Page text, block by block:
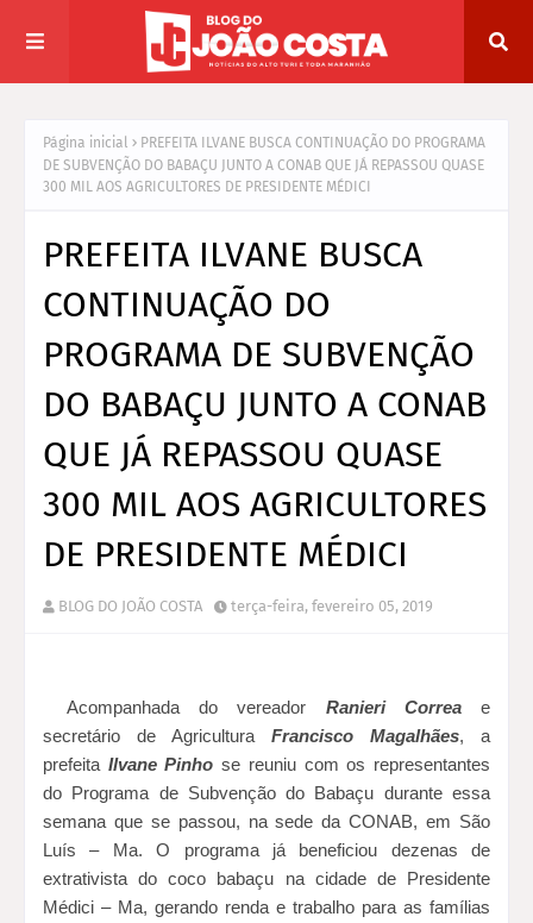
Página inicial
PREFEITA ILVANE BUSCA CONTINUAÇÃO DO PROGRAMA
DE SUBVENÇÃO DO BABAÇU JUNTO A CONAB QUE JÁ REPASSOU QUASE
300 MIL AOS AGRICULTORES DE PRESIDENTE MÉDICI
PREFEITA ILVANE BUSCA
CONTINUAÇÃO DO
PROGRAMA DE SUBVENÇÃO
DO BABAÇU JUNTO A CONAB
QUE JÁ REPASSOU QUASE
300 MIL AOS AGRICULTORES
DE PRESIDENTE MÉDICI
BLOG DO JOÃO COSTA terça-feira, fevereiro 05, 2019
Acompanhada do vereador Ranieri Correae
secretário de Agricultura Francisco Magalhães, a
prefeita Ilvane Pinho se reuniu com os representantes
do Programa de Subvenção do Babaçu durante essa
semana que se passou, na sede da CONAB, em São
Luís – Ma. O programa já beneficiou dezenas de
extrativista do coco babaçu na cidade de Presidente
Médici – Ma, gerando renda e trabalho para as famílias